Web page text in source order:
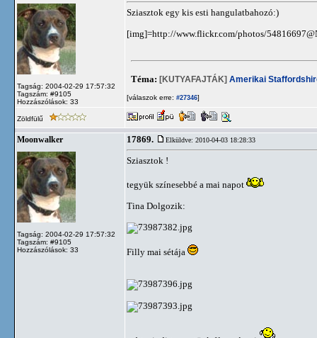
Tagság: 2004-02-29 17:57:32
Tagszám: #9105
Hozzászólások: 33
Sziasztok egy kis esti hangulatbahozó:)
[img]=http://www.flickr.com/photos/
Téma: [KUTYAFAJTÁK] Amerikai
[válaszok erre: #27346]
Zöldfülű
Moonwalker
Tagság: 2004-02-29 17:57:32
Tagszám: #9105
Hozzászólások: 33
17869. Elküldve: 2010-04-03 18:28:33
Sziasztok !
tegyük színesebbé a mai napot
Tina Dolgozik:
Filly mai sétája